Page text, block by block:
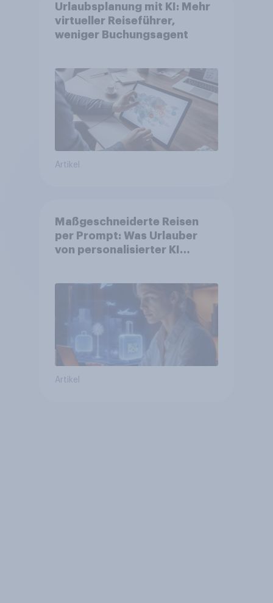
Urlaubsplanung mit KI: Mehr
virtueller Reiseführer,
weniger Buchungsagent
Artikel
Maßgeschneiderte Reisen
per Prompt: Was Urlauber
von personalisierter KI
bereits genutzt werden
Artikel